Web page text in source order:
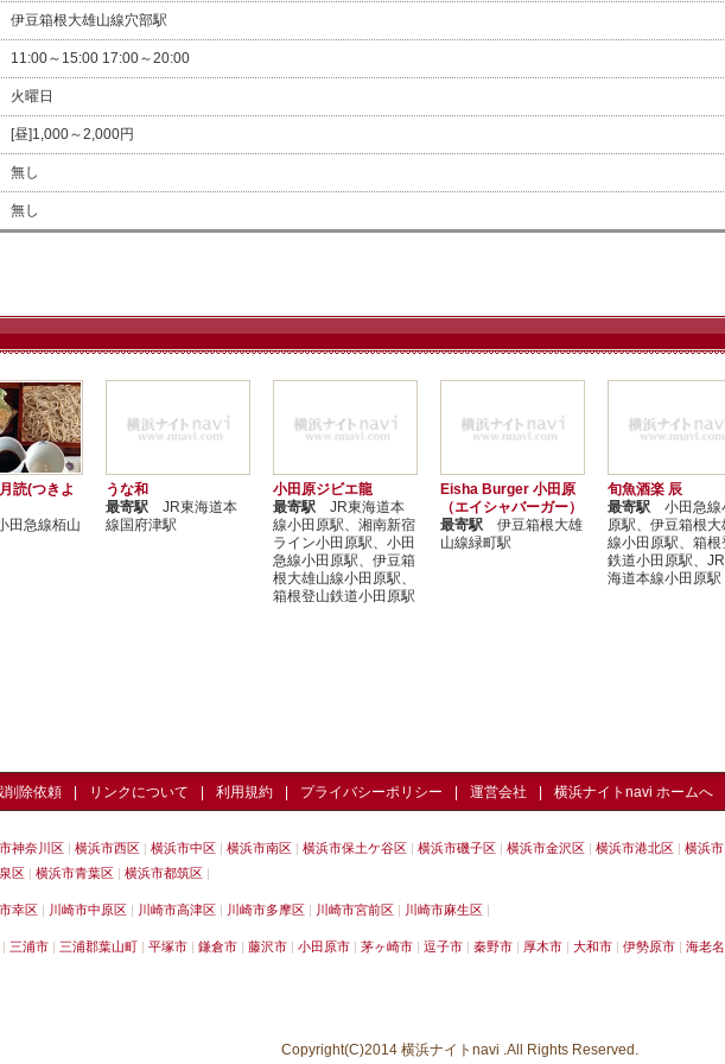
伊豆箱根大雄山線穴部駅
11:00～15:00 17:00～20:00
火曜日
[昼]1,000～2,000円
無し
無し
読(つきよ
田急線栢山
うな和
最寄駅 JR東海道本
線国府津駅
小田原ジビエ龍
最寄駅 JR東海道本
線小田原駅、湘南新宿
ライン小田原駅、小田
急線小田原駅、伊豆箱
根大雄山線小田原駅、
箱根登山鉄道小田原駅
Eisha Burger 小田原
（エイシャバーガー）
最寄駅 伊豆箱根大雄
山線緑町駅
旬魚酒楽 辰
最寄駅 小田急線
原駅、伊豆箱根大
線小田原駅、箱根
鉄道小田原駅、
海道本線小田原駅
削除依頼 リンクについて 利用規約 プライバシーポリシー 運営会社 横浜ナイトnavi ホームへ
神奈川区 横浜市西区 横浜市中区 横浜市南区 横浜市保土ケ谷区 横浜市磯子区 横浜市金沢区 横浜市港北区 横浜
区 横浜市青葉区 横浜市都筑区
幸区 川崎市中原区 川崎市高津区 川崎市多摩区 川崎市宮前区 川崎市麻生区
三浦市 三浦郡葉山町 平塚市 鎌倉市 藤沢市 小田原市 茅ヶ崎市 逗子市 秦野市 厚木市 大和市 伊勢原市 海老
Copyright(C)2014 横浜ナイトnavi .All Rights Reserved.